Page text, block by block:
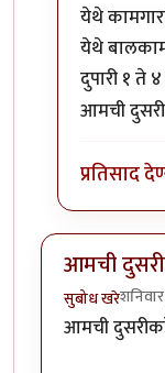
येथे
येथे
दुपारी १ ते
आमची
प्रतिसाद
आमची
सुबोध खरे
आमची